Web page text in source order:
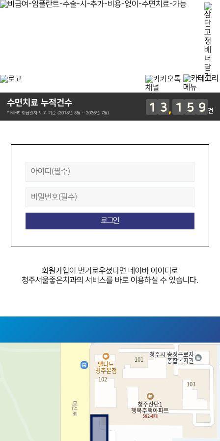
수면치료 누적건수
* NIMS 취급일자 보고 기준 (2018년 8월 ~ 2026년 7월) 1 3 1 5 9 건
회원가입이 번거로우셨다면 네이버 아이디로
청주서울좋은치과의 서비스를 바로 이용하실 수 있습니다.